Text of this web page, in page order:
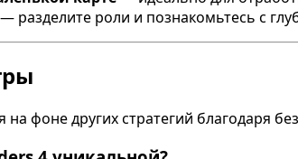
— разделите роли и познакомьтесь с
на фоне других стратегий благодаря